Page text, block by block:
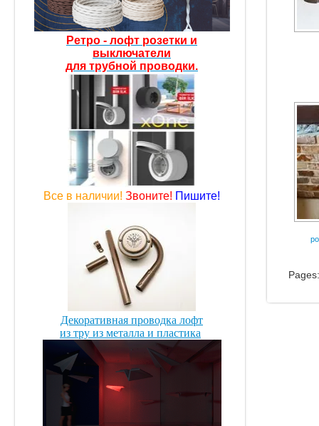
Ретро - лофт розетки и
выключатели
для трубной проводки.
Все в наличии! Звоните! Пишите!
Декоративная проводка лофт
из тру из металла и пластика
Pages: